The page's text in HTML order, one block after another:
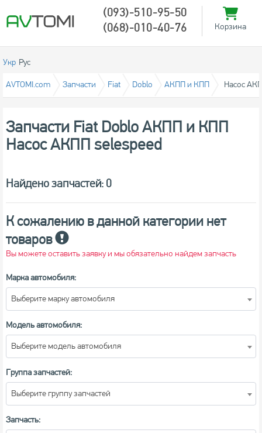
(093)-510-95-50
(068)-010-40-76
Корзина
Укр Рус
AVTOMI.com Запчасти Fiat Doblo АКПП и КПП Насос
Запчасти Fiat Doblo АКПП и КПП
Насос АКПП selespeed
Найдено запчастей: 0
К сожалению в данной категории нет
товаров
Вы можете оставить заявку и мы обязательно найдем запчасть
Марка автомобиля:
Выберите марку автомобиля
Модель автомобиля:
Выберите модель автомобиля
Группа запчастей:
Выберите группу запчастей
Запчасть: